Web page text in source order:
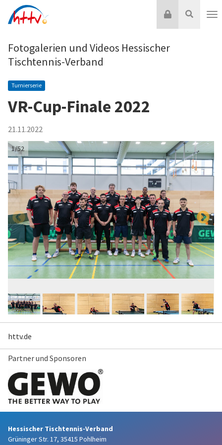
Inhalt
Suche
Login
Fotogalerien und Videos Hessischer
Tischtennis-Verband
Turnierserie
VR-Cup-Finale 2022
21.11.2022
1/52
httv.de
Partner und Sponsoren
Hessischer Tischtennis-Verband
Grüninger Str. 17, 35415 Pohlheim